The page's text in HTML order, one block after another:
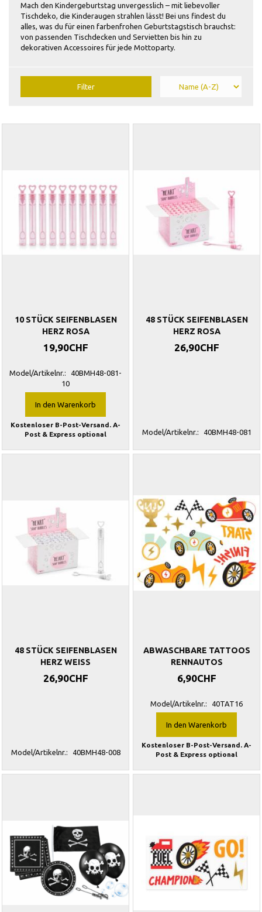
Mach den Kindergeburtstag unvergesslich – mit liebevoller
Tischdeko, die Kinderaugen strahlen lässt! Bei uns findest du
alles, was du für einen farbenfrohen Geburtstagstisch brauchst:
von passenden Tischdecken und Servietten bis hin zu
dekorativen Accessoires für jede Mottoparty.
Filter
10 STÜCK SEIFENBLASEN
HERZ ROSA
19,90CHF
Model/Artikelnr.:
40BMH48-081-
10
In den Warenkorb
Kostenloser B-Post-Versand. A-
Post & Express optional
48 STÜCK SEIFENBLASEN
HERZ ROSA
26,90CHF
Model/Artikelnr.: 40BMH48-081
48 STÜCK SEIFENBLASEN
HERZ WEISS
26,90CHF
Model/Artikelnr.: 40BMH48-008
ABWASCHBARE TATTOOS
RENNAUTOS
6,90CHF
Model/Artikelnr.: 40TAT16
In den Warenkorb
Kostenloser B-Post-Versand. A-
Post & Express optional